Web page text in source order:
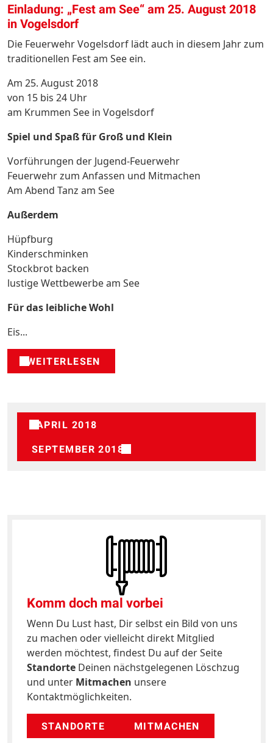
Einladung: „Fest am See“ am 25. August 2018
in Vogelsdorf
Die Feuerwehr Vogelsdorf lädt auch in diesem Jahr zum
traditionellen Fest am See ein.
Am 25. August 2018
von 15 bis 24 Uhr
am Krummen See in Vogelsdorf
Spiel und Spaß für Groß und Klein
Vorführungen der Jugend-Feuerwehr
Feuerwehr zum Anfassen und Mitmachen
Am Abend Tanz am See
Außerdem
Hüpfburg
Kinderschminken
Stockbrot backen
lustige Wettbewerbe am See
Für das leibliche Wohl
Eis...
WEITERLESEN
APRIL 2018
SEPTEMBER 2018
Komm doch mal vorbei
Wenn Du Lust hast, Dir selbst ein Bild von uns
zu machen oder vielleicht direkt Mitglied
werden möchtest, findest Du auf der Seite
Standorte Deinen nächstgelegenen Löschzug
und unter Mitmachen unsere
Kontaktmöglichkeiten.
STANDORTE MITMACHEN